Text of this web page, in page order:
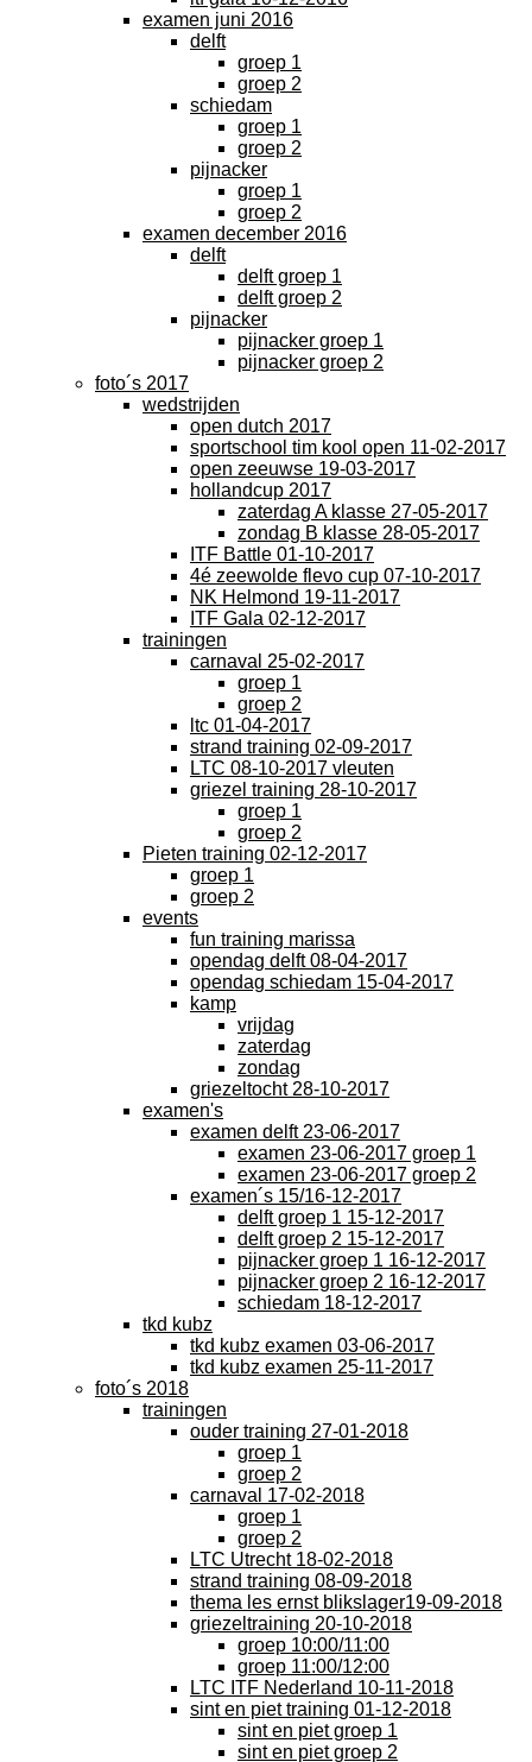
examen juni 2016
delft
groep 1
groep 2
schiedam
groep 1
groep 2
pijnacker
groep 1
groep 2
examen december 2016
delft
delft groep 1
delft groep 2
pijnacker
pijnacker groep 1
pijnacker groep 2
foto´s 2017
wedstrijden
open dutch 2017
sportschool tim kool open 11-02-2017
open zeeuwse 19-03-2017
hollandcup 2017
zaterdag A klasse 27-05-2017
zondag B klasse 28-05-2017
ITF Battle 01-10-2017
4é zeewolde flevo cup 07-10-2017
NK Helmond 19-11-2017
ITF Gala 02-12-2017
trainingen
carnaval 25-02-2017
groep 1
groep 2
ltc 01-04-2017
strand training 02-09-2017
LTC 08-10-2017 vleuten
griezel training 28-10-2017
groep 1
groep 2
Pieten training 02-12-2017
groep 1
groep 2
events
fun training marissa
opendag delft 08-04-2017
opendag schiedam 15-04-2017
kamp
vrijdag
zaterdag
zondag
griezeltocht 28-10-2017
examen's
examen delft 23-06-2017
examen 23-06-2017 groep 1
examen 23-06-2017 groep 2
examen´s 15/16-12-2017
delft groep 1 15-12-2017
delft groep 2 15-12-2017
pijnacker groep 1 16-12-2017
pijnacker groep 2 16-12-2017
schiedam 18-12-2017
tkd kubz
tkd kubz examen 03-06-2017
tkd kubz examen 25-11-2017
foto´s 2018
trainingen
ouder training 27-01-2018
groep 1
groep 2
carnaval 17-02-2018
groep 1
groep 2
LTC Utrecht 18-02-2018
strand training 08-09-2018
thema les ernst blikslager19-09-2018
griezeltraining 20-10-2018
groep 10:00/11:00
groep 11:00/12:00
LTC ITF Nederland 10-11-2018
sint en piet training 01-12-2018
sint en piet groep 1
sint en piet groep 2